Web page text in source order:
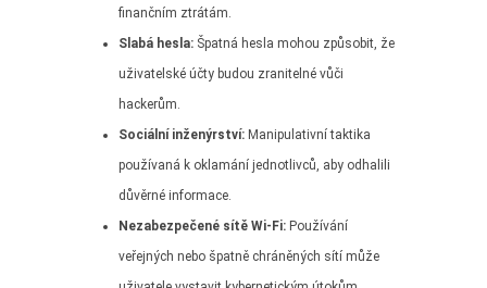
finančním ztrátám.
Slabá hesla: Špatná hesla mohou způsobit, že
uživatelské účty budou zranitelné vůči
hackerům.
Sociální inženýrství: Manipulativní taktika
používaná k oklamání jednotlivců, aby odhalili
důvěrné informace.
Nezabezpečené sítě Wi-Fi: Používání
veřejných nebo špatně chráněných sítí může